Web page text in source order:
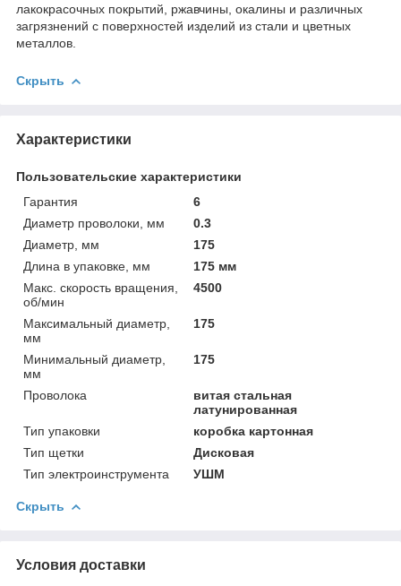
лакокрасочных покрытий, ржавчины, окалины и различных
загрязнений с поверхностей изделий из стали и цветных
металлов.
Скрыть
Характеристики
Пользовательские характеристики
Гарантия
6
Диаметр проволоки, мм
0.3
Диаметр, мм
175
Длина в упаковке, мм
175 мм
Макс. скорость вращения,
об/мин
4500
Максимальный диаметр,
мм
175
Минимальный диаметр,
мм
175
Проволока
витая стальная
латунированная
Тип упаковки
коробка картонная
Тип щетки
Дисковая
Тип электроинструмента
УШМ
Скрыть
Условия доставки